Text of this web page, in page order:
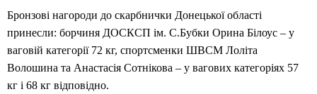
Бронзові нагороди до скарбнички Донецької області
принесли: борчиня ДОСКСП ім. С.Бубки Орина Білоус – у
ваговій категорії 72 кг, спортсменки ШВСМ Лоліта
Волошина та Анастасія Сотнікова – у вагових категоріях 57
кг і 68 кг відповідно.